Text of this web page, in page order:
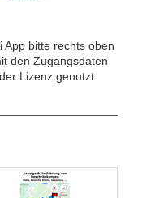
App bitte rechts oben
den Zugangsdaten
Lizenz genutzt